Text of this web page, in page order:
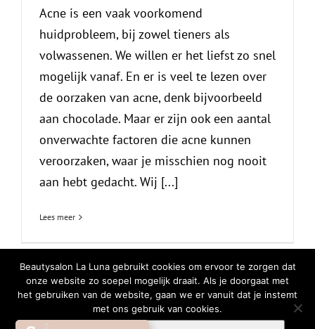
Acne is een vaak voorkomend
huidprobleem, bij zowel tieners als
volwassenen. We willen er het liefst zo snel
mogelijk vanaf. En er is veel te lezen over
de oorzaken van acne, denk bijvoorbeeld
aan chocolade. Maar er zijn ook een aantal
onverwachte factoren die acne kunnen
veroorzaken, waar je misschien nog nooit
aan hebt gedacht. Wij [...]
Lees meer
© Copyright2026 | All Rights Reserved | Privacy Verklaring |Cookiebeleid
Beautysalon La Luna gebruikt cookies om ervoor te zorgen dat
onze website zo soepel mogelijk draait. Als je doorgaat met
het gebruiken van de website, gaan we er vanuit dat je instemt
met ons gebruik van cookies.